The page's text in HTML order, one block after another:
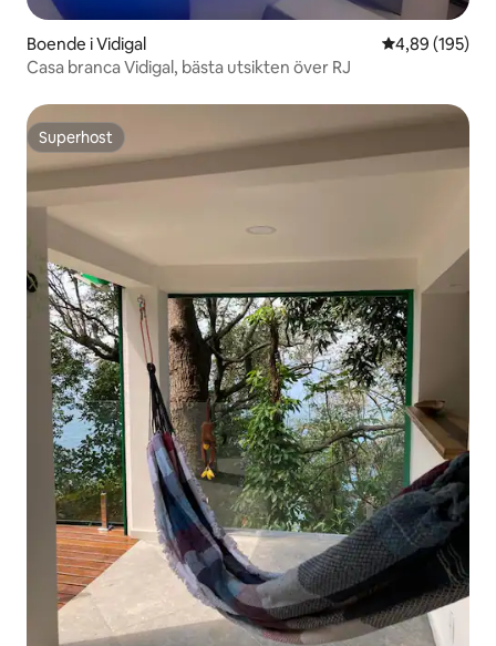
Boende i Vidigal 4,89 av 5 i
4,89 (195)
Casa branca Vidigal, bästa utsikten över RJ
Superhost
Superhost